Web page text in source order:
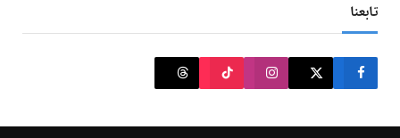
تابعنا